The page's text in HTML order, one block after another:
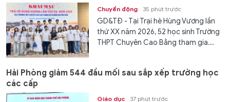
Chuyển động 35 phút trước
GD&TĐ - Tại Trại hè Hùng Vương lần
thứ XX năm 2026, 52 học sinh Trường
THPT Chuyên Cao Bằng tham gia...
Hải Phòng giảm 544 đầu mối sau sắp xếp trường học
các cấp
Giáo dục 37 phút trước